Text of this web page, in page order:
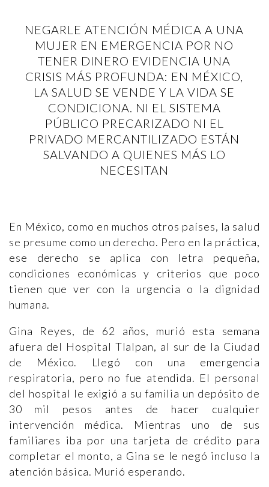
NEGARLE ATENCIÓN MÉDICA A UNA
MUJER EN EMERGENCIA POR NO
TENER DINERO EVIDENCIA UNA
CRISIS MÁS PROFUNDA: EN MÉXICO,
LA SALUD SE VENDE Y LA VIDA SE
CONDICIONA. NI EL SISTEMA
PÚBLICO PRECARIZADO NI EL
PRIVADO MERCANTILIZADO ESTÁN
SALVANDO A QUIENES MÁS LO
NECESITAN
En México, como en muchos otros países, la salud
se presume como un derecho. Pero en la práctica,
ese derecho se aplica con letra pequeña,
condiciones económicas y criterios que poco
tienen que ver con la urgencia o la dignidad
humana.
Gina Reyes, de 62 años, murió esta semana
afuera del Hospital Tlalpan, al sur de la Ciudad
de México. Llegó con una emergencia
respiratoria, pero no fue atendida. El personal
del hospital le exigió a su familia un depósito de
30 mil pesos antes de hacer cualquier
intervención médica. Mientras uno de sus
familiares iba por una tarjeta de crédito para
completar el monto, a Gina se le negó incluso la
atención básica. Murió esperando.